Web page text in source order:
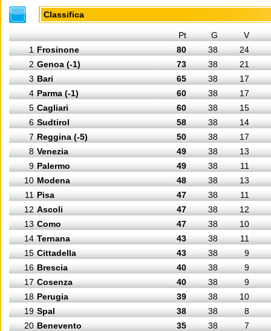
Classifica
Pt G
V
1 Frosinone 80 38
24
2 Genoa (-1) 73 38
21
3 Bari 65 38
17
4 Parma (-1) 60 38
17
5 Cagliari 60 38
15
6 Sudtirol 58 38
14
7 Reggina (-5) 50 38
17
8 Venezia 49 38
13
9 Palermo 49 38
11
10 Modena 48 38
13
11 Pisa 47 38
11
12 Ascoli 47 38
12
13 Como 47 38
10
14 Ternana 43 38
11
15 Cittadella 43 38
9
16 Brescia 40 38
9
17 Cosenza 40 38
9
18 Perugia 39 38
10
19 Spal 38 38
8
20 Benevento 35 38 7